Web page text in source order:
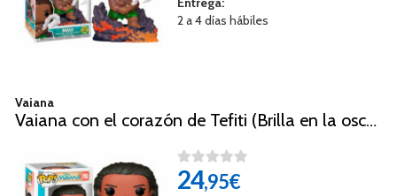
2 a 4 días hábiles
Vaiana
Vaiana con el corazón de Tefiti (Brilla en la oscuridad)
24,95€